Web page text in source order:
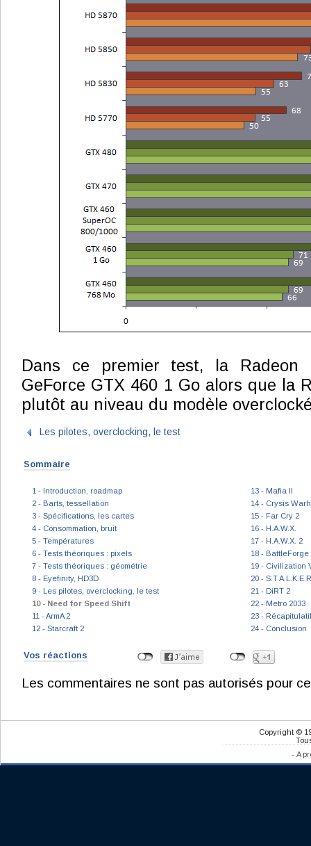
Dans ce premier test, la Radeon
GeForce GTX 460 1 Go alors que la
plutôt au niveau du modèle
Les pilotes, overclocking, le test
Sommaire
1 - Introduction, roadmap
2 - Barts, tessellation
3 - Spécifications, les cartes
4 - Consommation, bruit
5 - Températures
6 - Tests théoriques : pixels
7 - Tests théoriques : géométrie
8 - Eyefinity, HD3D
9 - Les pilotes, overclocking, le test
10 - Need for Speed Shift
11 - ArmA 2
12 - Starcraft 2
13 - Mafia II
14 - Crysis
15 - Far Cry 2
16 - H.A.W.X.
17 - H.A.W.X. 2
18 - BattleForge
19 - Civilization
20 -
21 - DiRT 2
22 - Metro 2033
23 -
24 - Conclusion
Vos réactions
Les commentaires ne sont pas autorisés pour
Copyright ©
- A